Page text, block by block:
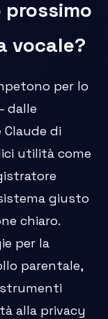
vocale?
per lo
dalle
di
utilità come
giusto
chiaro.
per la
parentale,
alla privacy